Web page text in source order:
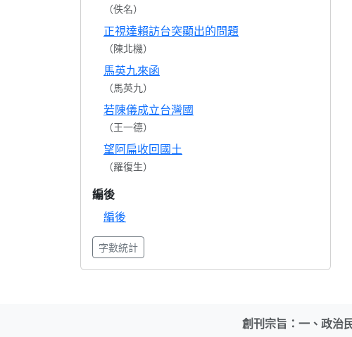
（佚名）
正視達賴訪台突顯出的問題
（陳北機）
馬英九來函
（馬英九）
若陳儀成立台灣國
（王一德）
望阿扁收回國土
（羅復生）
編後
編後
字數統計
創刊宗旨：一、政治